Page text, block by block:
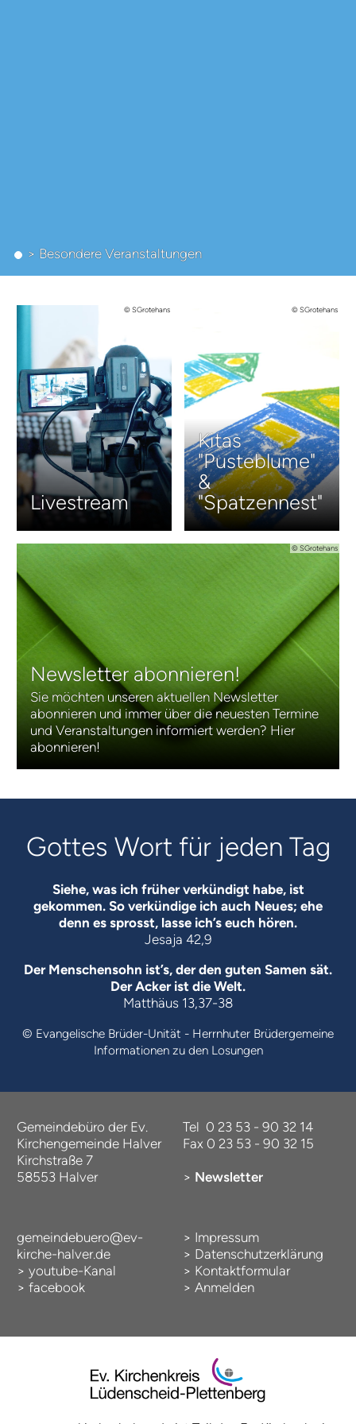
> Besondere Veranstaltungen
Livestream
© SGrotehans
Kitas
"Pusteblume"
&
"Spatzennest"
© SGrotehans
Newsletter abonnieren!
Sie möchten unseren aktuellen Newsletter
abonnieren und immer über die neuesten Termine
und Veranstaltungen informiert werden? Hier
abonnieren!
© SGrotehans
Gottes Wort für jeden Tag
Siehe, was ich früher verkündigt habe, ist
gekommen. So verkündige ich auch Neues; ehe
denn es sprosst, lasse ich’s euch hören.
Jesaja 42,9
Der Menschensohn ist’s, der den guten Samen sät.
Der Acker ist die Welt.
Matthäus 13,37-38
© Evangelische Brüder-Unität - Herrnhuter Brüdergemeine
Informationen zu den Losungen
Gemeindebüro der Ev.
Kirchengemeinde Halver
Kirchstraße 7
58553 Halver
Tel 0 23 53 - 90 32 14
Fax 0 23 53 - 90 32 15
> Newsletter
gemeindebuero@ev-
kirche-halver.de
> youtube-Kanal
> facebook
> Impressum
> Datenschutzerklärung
> Kontaktformular
>Anmelden